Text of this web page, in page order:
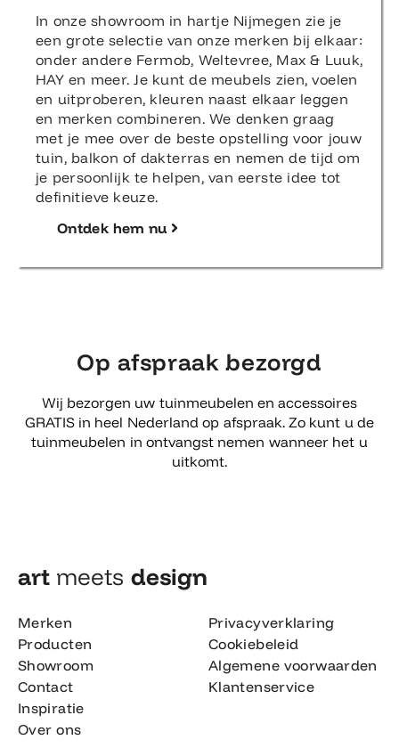
In onze showroom in hartje Nijmegen zie je
een grote selectie van onze merken bij elkaar:
onder andere Fermob, Weltevree, Max & Luuk,
HAY en meer. Je kunt de meubels zien, voelen
en uitproberen, kleuren naast elkaar leggen
en merken combineren. We denken graag
met je mee over de beste opstelling voor jouw
tuin, balkon of dakterras en nemen de tijd om
je persoonlijk te helpen, van eerste idee tot
definitieve keuze.
Ontdek hem nu
Op afspraak bezorgd
Wij bezorgen uw tuinmeubelen en accessoires
GRATIS in heel Nederland op afspraak. Zo kunt u de
tuinmeubelen in ontvangst nemen wanneer het u
uitkomt.
art meets design​
Merken
Producten
Showroom
Contact
Inspiratie
Over ons
Privacyverklaring
Cookiebeleid
Algemene voorwaarden
Klantenservice